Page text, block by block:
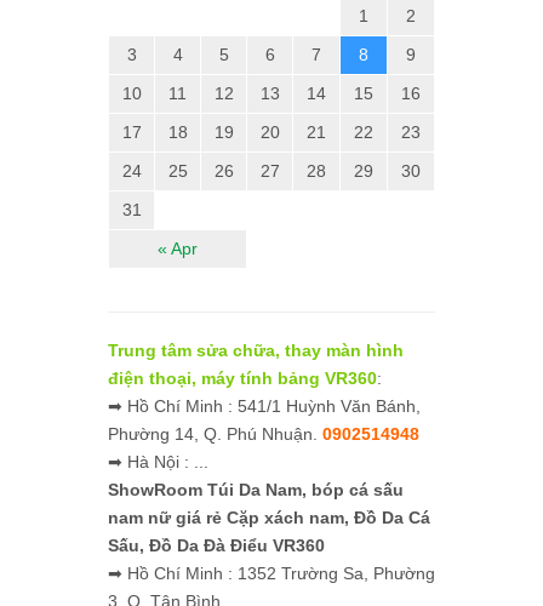
« Apr
1
2
3
4 5 6 7 8
9
10
11 12 13 14 15
16
17
18 19 20 21 22
23
24
25 26 27 28 29
30
31
Trung tâm sửa chữa, thay màn hình
điện thoại, máy tính bảng VR360:
➡ Hồ Chí Minh : 541/1 Huỳnh Văn Bánh,
Phường 14, Q. Phú Nhuận. 0902514948
➡ Hà Nội : ...
ShowRoom Túi Da Nam, bóp cá sấu
nam nữ giá rẻ Cặp xách nam, Đồ Da Cá
Sấu, Đồ Da Đà Điểu VR360
➡ Hồ Chí Minh : 1352 Trường Sa, Phường
3, Q. Tân Bình.